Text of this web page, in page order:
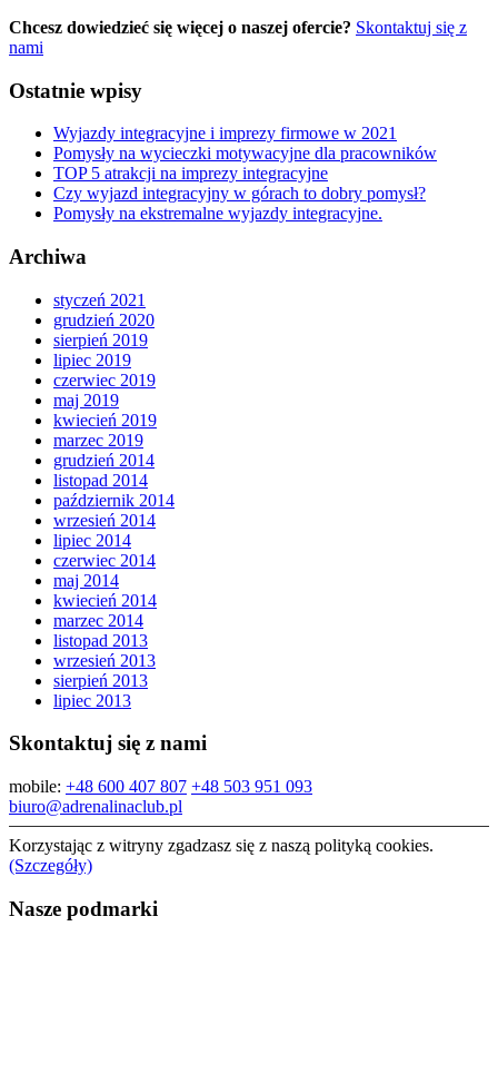
Chcesz dowiedzieć się więcej o naszej ofercie? Skontaktuj się z
nami
Ostatnie wpisy
Wyjazdy integracyjne i imprezy firmowe w 2021
Pomysły na wycieczki motywacyjne dla pracowników
TOP 5 atrakcji na imprezy integracyjne
Czy wyjazd integracyjny w górach to dobry pomysł?
Pomysły na ekstremalne wyjazdy integracyjne.
Archiwa
styczeń 2021
grudzień 2020
sierpień 2019
lipiec 2019
czerwiec 2019
maj 2019
kwiecień 2019
marzec 2019
grudzień 2014
listopad 2014
październik 2014
wrzesień 2014
lipiec 2014
czerwiec 2014
maj 2014
kwiecień 2014
marzec 2014
listopad 2013
wrzesień 2013
sierpień 2013
lipiec 2013
Skontaktuj się z nami
mobile: +48 600 407 807 +48 503 951 093
biuro@adrenalinaclub.pl
Korzystając z witryny zgadzasz się z naszą polityką cookies.
(Szczegóły)
Nasze podmarki